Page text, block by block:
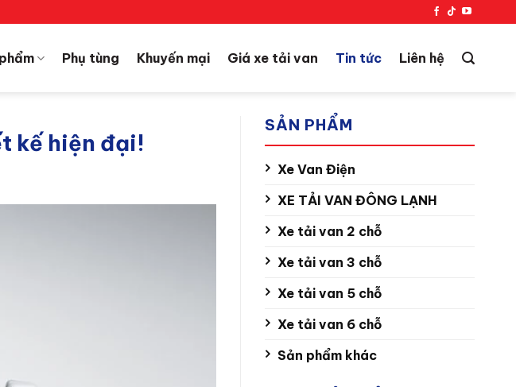
Phụ tùng Khuyến mại Giá xe tải van Tin tức Liên hệ
kế hiện đại!
SẢN PHẨM
Xe Van Điện
XE TẢI VAN ĐÔNG LẠNH
Xe tải van 2 chỗ
Xe tải van 3 chỗ
Xe tải van 5 chỗ
Xe tải van 6 chỗ
Sản phẩm khác